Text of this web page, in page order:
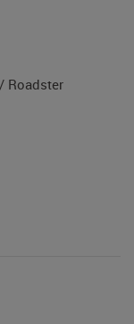
Roadster